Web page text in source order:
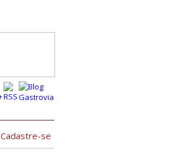
Cadastre-se